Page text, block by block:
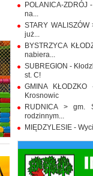
POLANICA-ZDRÓJ
na...
STARY
już...
BYSTRZYCA
nabiera...
SUBREGION -
st. C!
GMINA
Krosnowic
RUDNICA > gm.
rodzinnym...
MIĘDZYLESIE -